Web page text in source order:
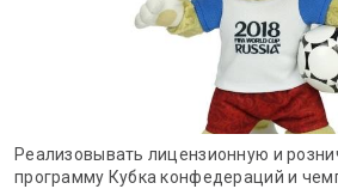
Реализовывать лицензионную и
программу Кубка конфедераций и